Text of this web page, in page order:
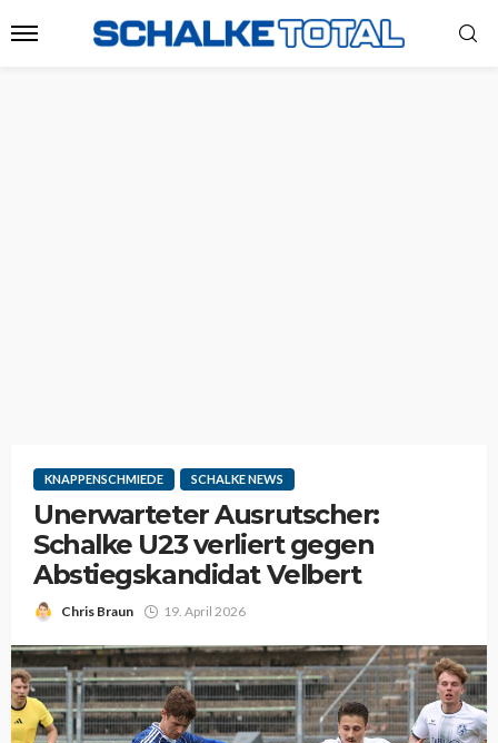
KNAPPENSCHMIEDE SCHALKE NEWS
Unerwarteter Ausrutscher:
Schalke U23 verliert gegen
Abstiegskandidat Velbert
Chris Braun 19. April 2026